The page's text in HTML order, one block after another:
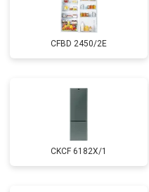
CFBD 2450/2E
CKCF 6182X/1